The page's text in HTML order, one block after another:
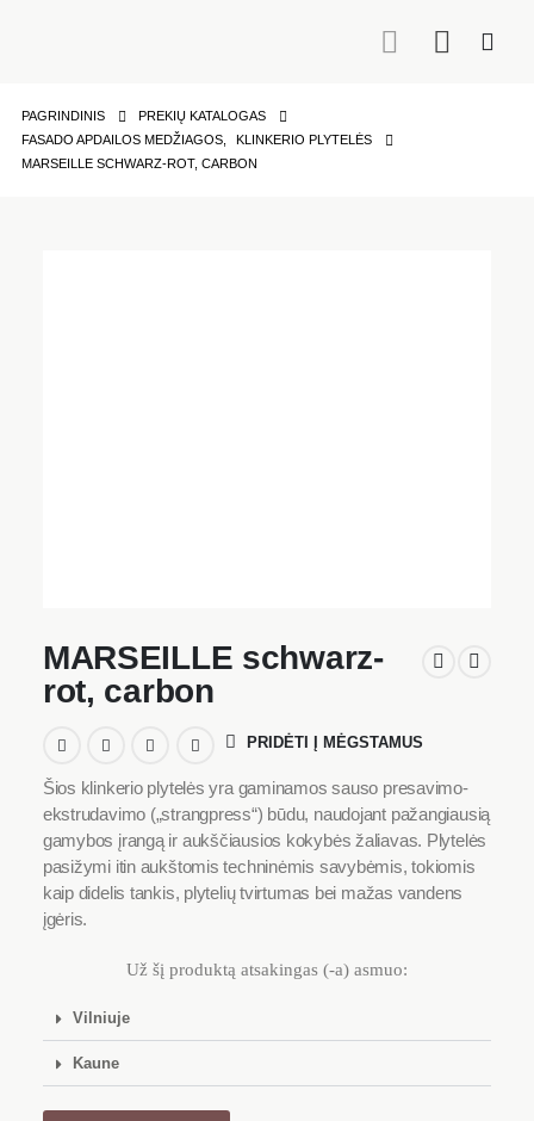
PAGRINDINIS
PREKIŲ KATALOGAS
FASADO APDAILOS MEDŽIAGOS,
KLINKERIO PLYTELĖS
MARSEILLE SCHWARZ-ROT, CARBON
MARSEILLE schwarz-
rot, carbon
PRIDĖTI Į MĖGSTAMUS
Šios klinkerio plytelės yra gaminamos sauso presavimo-
ekstrudavimo („strangpress“) būdu, naudojant pažangiausią
gamybos įrangą ir aukščiausios kokybės žaliavas. Plytelės
pasižymi itin aukštomis techninėmis savybėmis, tokiomis
kaip didelis tankis, plytelių tvirtumas bei mažas vandens
įgėris.
Už šį produktą atsakingas (-a) asmuo:
Vilniuje
Kaune